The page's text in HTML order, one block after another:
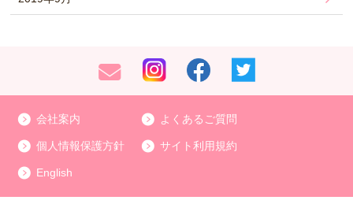
会社案内 よくあるご質問
個人情報保護方針 サイト利用規約
English